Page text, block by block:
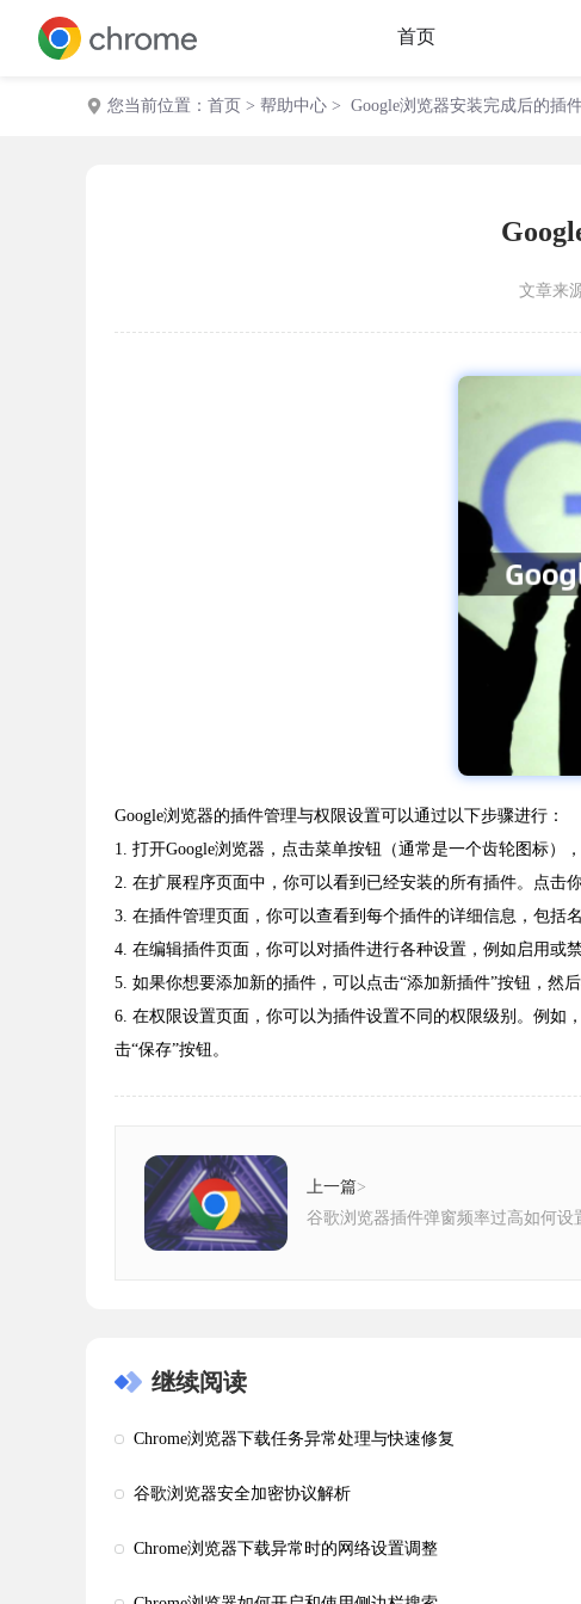
首页
您当前位置： 首页 > 帮助中心 > Google浏览器安装完成后的插
文章来
Google浏览器的插件管理与权限设置可以通过以下步骤进行：
1. 打开Google浏览器，点击菜单按钮（通常是一个齿轮图标）
2. 在扩展程序页面中，你可以看到已经安装的所有插件。点击
3. 在插件管理页面，你可以查看到每个插件的详细信息，包括
4. 在编辑插件页面，你可以对插件进行各种设置，例如启用或
5. 如果你想要添加新的插件，可以点击“添加新插件”按钮，然
6. 在权限设置页面，你可以为插件设置不同的权限级别。例如
击“保存”按钮。
上一篇>
谷歌浏览器插件弹窗频率过高如何设
继续阅读
Chrome浏览器下载任务异常处理与快速修复
谷歌浏览器安全加密协议解析
Chrome浏览器下载异常时的网络设置调整